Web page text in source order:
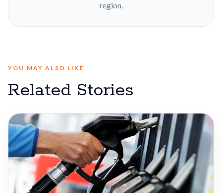
region.
YOU MAY ALSO LIKE
Related Stories